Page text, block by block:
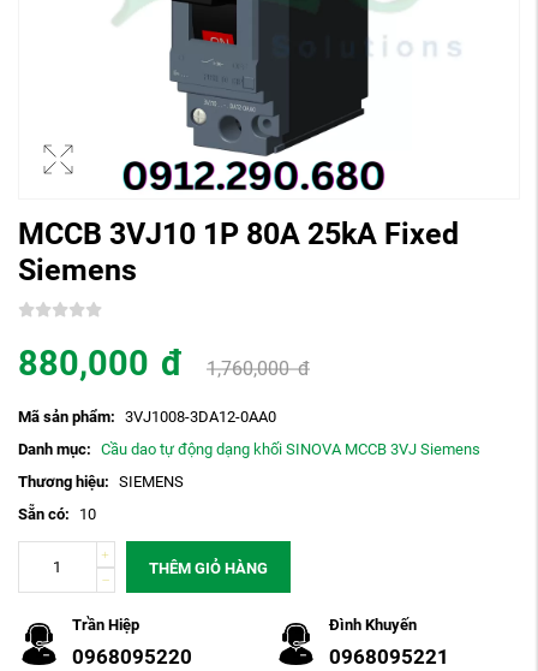
MCCB 3VJ10 1P 80A 25kA Fixed
Siemens
880,000 đ 1,760,000đ
Mã sản phẩm: 3VJ1008-3DA12-0AA0
Danh mục: Cầu dao tự động dạng khối SINOVA MCCB 3VJ Siemens
Thương hiệu: SIEMENS
Sẵn có:
10
THÊM GIỎ HÀNG
Trần Hiệp
0968095220
Đình Khuyến
0968095221